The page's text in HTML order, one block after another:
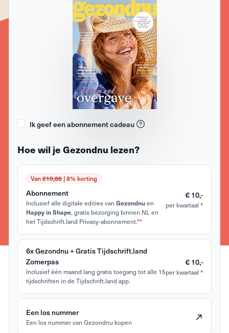
Ik geef een abonnement cadeau
Hoe wil je Gezondnu lezen?
Van€10,88| 8% korting
Abonnement
Inclusief alle digitale edities van Gezondnuen
Happy in Shape, gratis bezorging binnen NL en
het Tijdschrift.land Privacy-abonnement.**
€ 10,-
per kwartaal *
6x Gezondnu + Gratis Tijdschrift.land
Zomerpas
Inclusief één maand lang gratis toegang tot alle 15
tijdschriften in de Tijdschrift.land app.
€ 10,-
per kwartaal *
Een los nummer
Een los nummer van Gezondnu kopen